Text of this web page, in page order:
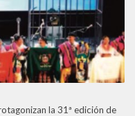
la 31ª edición de